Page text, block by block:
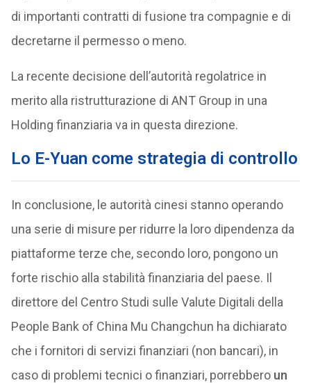
di importanti contratti di fusione tra compagnie e di
decretarne il permesso o meno.
La recente decisione dell’autorità regolatrice in
merito alla ristrutturazione di ANT Group in una
Holding finanziaria va in questa direzione.
Lo E-Yuan come strategia di controllo
In conclusione, le autorità cinesi stanno operando
una serie di misure per ridurre la loro dipendenza da
piattaforme terze che, secondo loro, pongono un
forte rischio alla stabilità finanziaria del paese. Il
direttore del Centro Studi sulle Valute Digitali della
People Bank of China Mu Changchun ha dichiarato
che i fornitori di servizi finanziari (non bancari), in
caso di problemi tecnici o finanziari, porrebbero un